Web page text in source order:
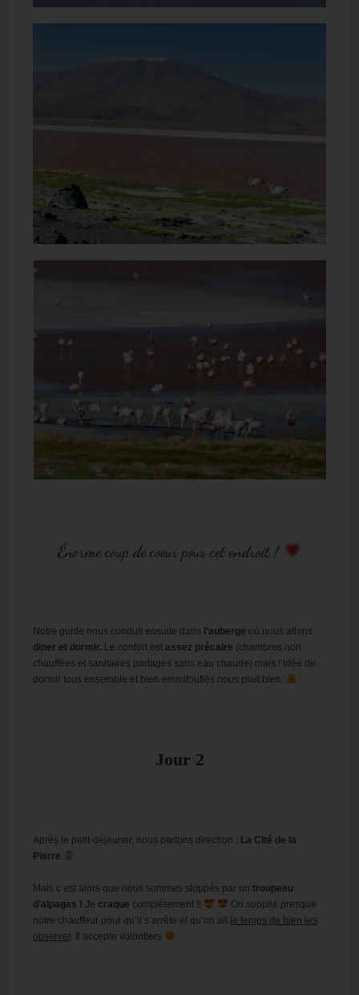
Énorme coup de coeur pour cet endroit !
Notre guide nous conduit ensuite dans l’auberge où nous allons
diner et dormir. Le confort est assez précaire (chambres non
chauffées et sanitaires partagés sans eau chaude) mais l’idée de
dormir tous ensemble et bien emmitouflés nous plait bien.
Jour 2
Après le petit-déjeuner, nous partons direction : La Cité de la
Pierre
Mais c’est alors que nous sommes stoppés par untroupeau
d’alpagas ! Je craque complètement !!
On supplie presque
notre chauffeur pour qu’il s’arrête et qu’on ait le temps de bien les
observer. Il accepte volontiers